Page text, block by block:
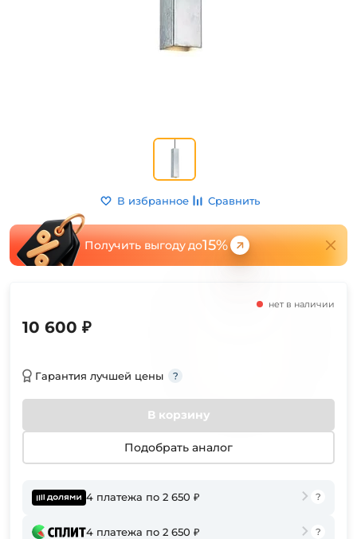
В избранное Сравнить
Получить выгоду до15%
нет в наличии
10 600 ₽
Гарантия лучшей цены
В корзину
Подобрать аналог
4 платежа по 2 650 ₽
4 платежа по 2 650 ₽